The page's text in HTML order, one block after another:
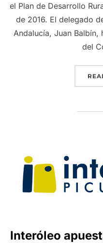
el Plan de Desarrollo
de 2016. El delegado
Andalucía, Juan
del
Interóleo